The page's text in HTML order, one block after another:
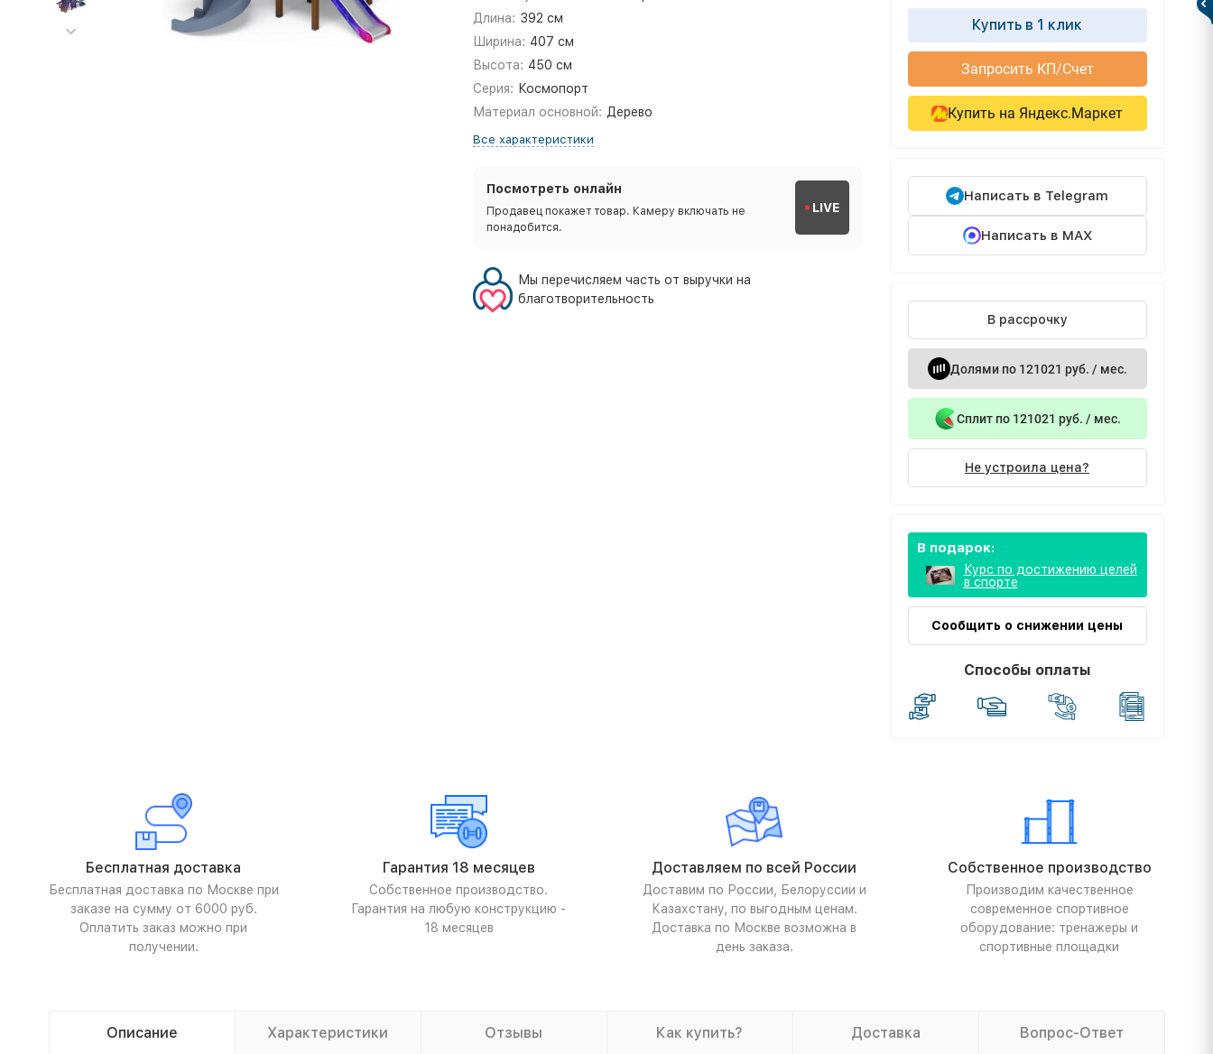
Длина: 392 см
Ширина: 407 см
Высота: 450 см
Серия: Космопорт
Материал основной: Дерево
Все характеристики
Посмотреть онлайн
Продавец покажет товар. Камеру включать не
понадобится.
LIVE
Мы перечисляем часть от выручки на
благотворительность
Купить в 1 клик
Запросить КП/Счет
Купить на Яндекс.Маркет
Написать в Telegram
Написать в MAX
В рассрочку
Долями по 121021 руб. / мес.
Сплит по 121021 руб. / мес.
Не устроила цена?
В подарок:
Курс по достижению целей
в спорте
Сообщить о снижении цены
Способы оплаты
Бесплатная доставка
Бесплатная доставка по Москве при
заказе на сумму от 6000 руб.
Оплатить заказ можно при
получении.
Гарантия 18 месяцев
Собственное производство.
Гарантия на любую конструкцию -
18 месяцев
Доставляем по всей России
Доставим по России, Белоруссии и
Казахстану, по выгодным ценам.
Доставка по Москве возможна в
день заказа.
Собственное производство
Производим качественное
современное спортивное
оборудование: тренажеры и
спортивные площадки
Описание Характеристики Отзывы Как купить? Доставка Вопрос-Ответ